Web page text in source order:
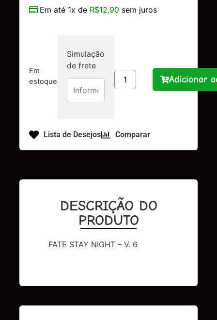
Em até 1x de R$12,90 sem juros
Em
estoque
Simulação
de frete
Adicionar
Lista de Desejos Comparar
DESCRIÇÃO DO
PRODUTO
FATE STAY NIGHT – V. 6